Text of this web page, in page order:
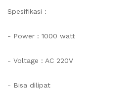
Spesifikasi :
- Power : 1000 watt
- Voltage : AC 220V
- Bisa dilipat